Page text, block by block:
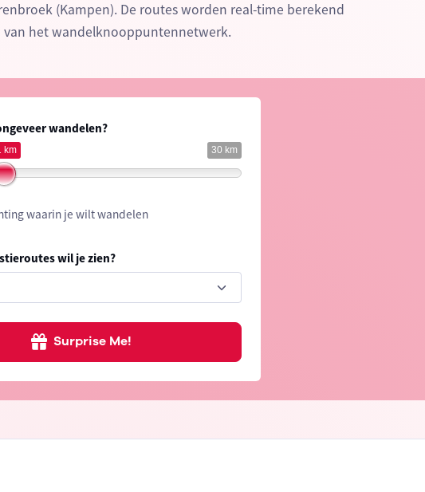
(Kampen). De routes worden real-time berekend
van het wandelknooppuntennetwerk.
wandelen?
30 km
km
waarin je wilt wandelen
wil je zien?
Surprise Me!